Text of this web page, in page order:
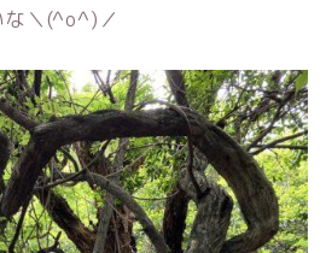
な＼(^o^)／